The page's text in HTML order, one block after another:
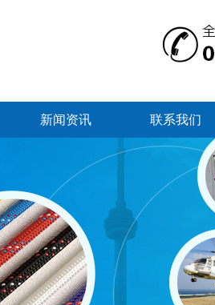
新闻资讯 联系我们